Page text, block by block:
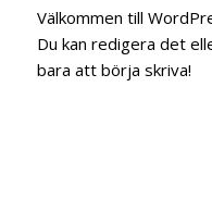
Välkommen till
Du kan redigera det
bara att börja skriva!